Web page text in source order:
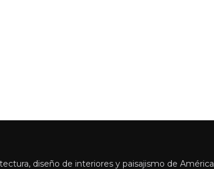
diseño de interiores y paisajismo de América